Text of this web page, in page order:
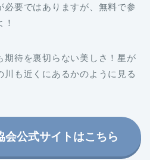
必要ではありますが、無料で参
期待を裏切らない美しさ！星が
川も近くにあるかのように見る
会公式サイトはこちら